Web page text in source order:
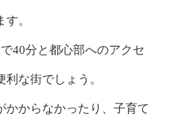
。
40分と都心部へのアクセ
な街でしょう。
かからなかったり、子育て